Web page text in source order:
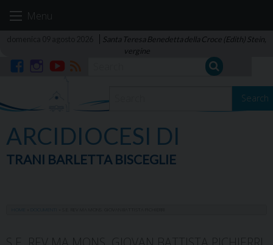
Menu
Santa Teresa Benedetta della Croce (Edith) Stein,
vergine
Search
ARCIDIOCESI DI
TRANI BARLETTA BISCEGLIE